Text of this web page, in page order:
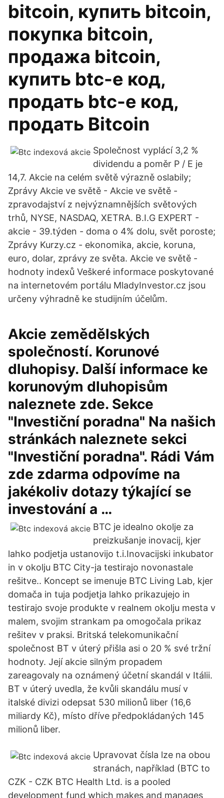
bitcoin, купить bitcoin,
покупка bitcoin,
продажа bitcoin,
купить btc-e код,
продать btc-e код,
продать Bitcoin
Společnost vyplácí 3,2 %
dividendu a poměr P / E je
14,7. Akcie na celém světě výrazně oslabily;
Zprávy Akcie ve světě - Akcie ve světě -
zpravodajství z nejvýznamnějších světových
trhů, NYSE, NASDAQ, XETRA. B.I.G EXPERT -
akcie - 39.týden - doma o 4% dolu, svět poroste;
Zprávy Kurzy.cz - ekonomika, akcie, koruna,
euro, dolar, zprávy ze světa. Akcie ve světě -
hodnoty indexů Veškeré informace poskytované
na internetovém portálu MladyInvestor.cz jsou
určeny výhradně ke studijním účelům.
Akcie zemědělských
společností. Korunové
dluhopisy. Další informace ke
korunovým dluhopisům
naleznete zde. Sekce
"Investiční poradna" Na našich
stránkách naleznete sekci
"Investiční poradna". Rádi Vám
zde zdarma odpovíme na
jakékoliv dotazy týkající se
investování a …
BTC je idealno okolje za
preizkušanje inovacij, kjer
lahko podjetja ustanovijo t.i.Inovacijski inkubator
in v okolju BTC City-ja testirajo novonastale
rešitve.. Koncept se imenuje BTC Living Lab, kjer
domača in tuja podjetja lahko prikazujejo in
testirajo svoje produkte v realnem okolju mesta v
malem, svojim strankam pa omogočala prikaz
rešitev v praksi. Britská telekomunikační
společnost BT v úterý přišla asi o 20 % své tržní
hodnoty. Její akcie silným propadem
zareagovaly na oznámený účetní skandál v Itálii.
BT v úterý uvedla, že kvůli skandálu musí v
italské divizi odepsat 530 milionů liber (16,6
miliardy Kč), místo dříve předpokládaných 145
milionů liber.
Upravovat čísla lze na obou
stranách, například (BTC to
CZK - CZK BTC Health Ltd. is a pooled
development fund which makes and manages